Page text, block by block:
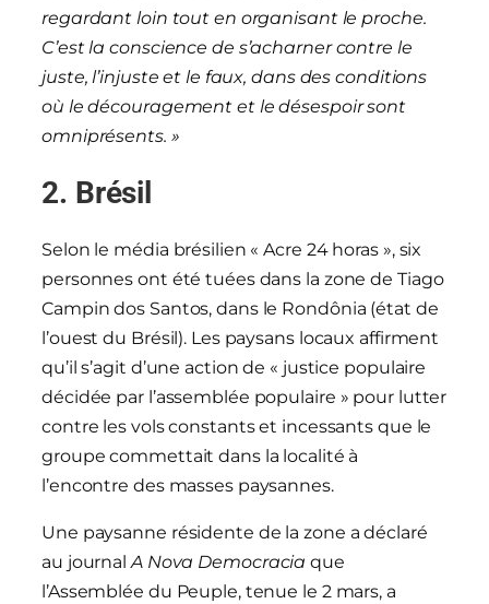
regardant loin tout en organisant le proche.
C’est la conscience de s’acharner contre le
juste, l’injuste et le faux, dans des conditions
où le découragement et le désespoir sont
omniprésents. »
2. Brésil
Selon le média brésilien « Acre 24 horas », six
personnes ont été tuées dans la zone de Tiago
Campin dos Santos, dans le Rondônia (état de
l’ouest du Brésil). Les paysans locaux affirment
qu’il s’agit d’une action de « justice populaire
décidée par l’assemblée populaire » pour lutter
contre les vols constants et incessants que le
groupe commettait dans la localité à
l’encontre des masses paysannes.
Une paysanne résidente de la zone a déclaré
au journalA Nova Democracia que
l’Assemblée du Peuple, tenue le 2 mars, a